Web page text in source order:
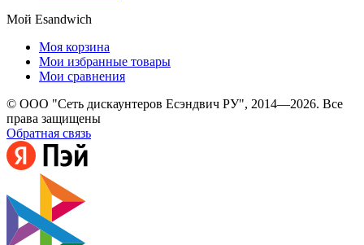
Мой Esandwich
Моя корзина
Мои избранные товары
Мои сравнения
© ООО "Сеть дискаунтеров Есэндвич РУ", 2014—2026. Все
права защищены
Обратная связь